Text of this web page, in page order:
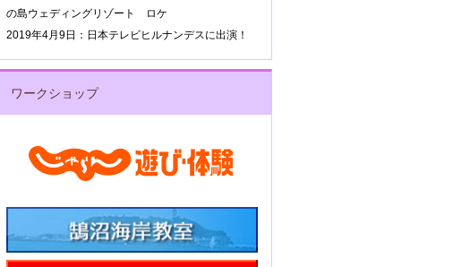
の島ウェディングリゾート ロケ
2019年4月9日：日本テレビヒルナンデスに出演！
ワークショップ